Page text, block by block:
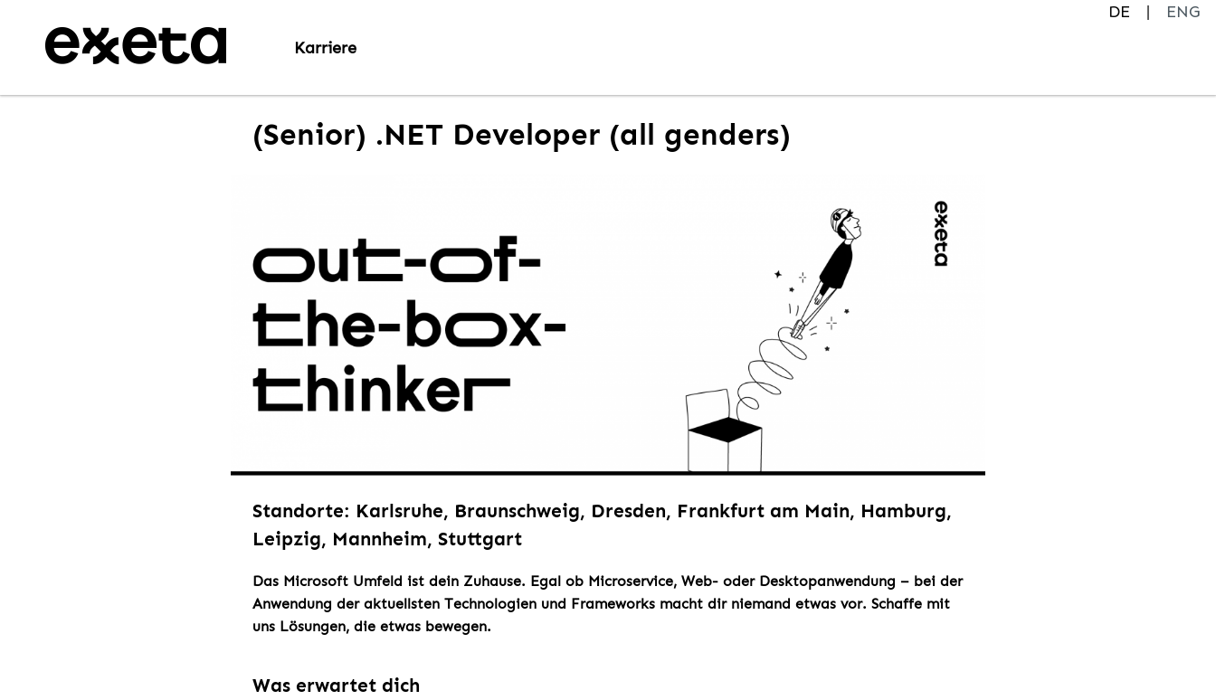
DE
ENG
Karriere
(Senior) .NET Developer (all genders)
Standorte: Karlsruhe, Braunschweig, Dresden, Frankfurt am Main, Hamburg,
Leipzig, Mannheim, Stuttgart
Das Microsoft Umfeld ist dein Zuhause. Egal ob Microservice, Web- oder Desktopanwendung – bei der
Anwendung der aktuellsten Technologien und Frameworks macht dir niemand etwas vor. Schaffe mit
uns Lösungen, die etwas bewegen.
Was erwartet dich